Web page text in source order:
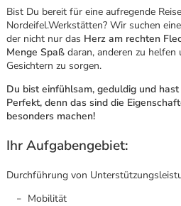
Bist Du bereit für eine aufregende
Nordeifel.Werkstätten? Wir suchen
der nicht nur das Herz am rechten
Menge Spaßdaran, anderen zu helfen
Gesichtern zu sorgen.
Du bist einfühlsam, geduldig und
Perfekt, denn das sind die
besonders machen!
Ihr Aufgabengebiet:
Durchführung von
Mobilität